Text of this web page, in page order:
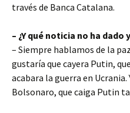
través de Banca Catalana.
– ¿Y qué noticia no ha dado
– Siempre hablamos de la
gustaría que cayera Putin,
acabara la guerra en Ucrania.
Bolsonaro, que caiga Putin